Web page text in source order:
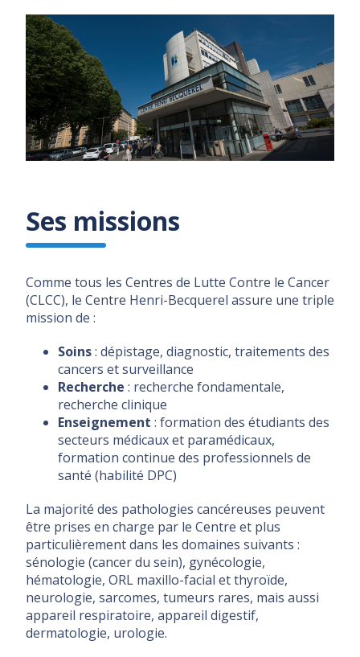
Ses missions
Comme tous les Centres de Lutte Contre le Cancer
(CLCC), le Centre Henri-Becquerel assure une triple
mission de :
Soins: dépistage, diagnostic, traitements des
cancers et surveillance
Recherche : recherche fondamentale,
recherche clinique
Enseignement : formation des étudiants des
secteurs médicaux et paramédicaux,
formation continue des professionnels de
santé (habilité DPC)
La majorité des pathologies cancéreuses peuvent
être prises en charge par le Centre et plus
particulièrement dans les domaines suivants :
sénologie (cancer du sein), gynécologie,
hématologie, ORL maxillo-facial et thyroïde,
neurologie, sarcomes, tumeurs rares, mais aussi
appareil respiratoire, appareil digestif,
dermatologie, urologie.